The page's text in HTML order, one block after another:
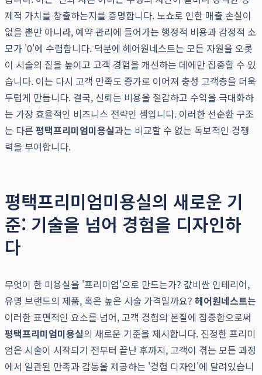
제적 가치를 창출하는지를 증명합니다. 노쇼로 인한 매출 손실이
없을 뿐만 아니라, 예약 관리에 들어가는 행정적 비용과 감정적 소
모가 '0'에 수렴합니다. 덕분에 헤어원네스트는 모든 자원을 오롯
이 시술의 질을 높이고 고객 경험을 개선하는 데에만 집중할 수 있
습니다. 이는 다시 고객 만족도 증가로 이어져 충성 고객층을 더욱
두텁게 만듭니다. 결국, 신뢰는 비용을 절감하고 수익을 극대화하
는 가장 효율적인 비즈니스 전략인 셈입니다. 이러한 선순환 구조
는 다른 평택프리미엄미용실과는 비교할 수 없는 독보적인 경쟁
력을 부여합니다.
평택프리미엄미용실의 새로운 기
준: 기술을 넘어 경험을 디자인하
다
무엇이 한 미용실을 '프리미엄'으로 만드는가? 값비싼 인테리어,
유명 브랜드의 제품, 혹은 높은 시술 가격일까요? 헤어원네스트는
이러한 표면적인 요소를 넘어, 고객 경험의 본질에 집중함으로써
평택프리미엄미용실의 새로운 기준을 제시합니다. 진정한 프리미
엄은 시술이 시작되기 전부터 끝난 후까지, 고객이 겪는 모든 과정
에서 일관된 만족과 감동을 제공하는 '경험 디자인'에 달려있습니